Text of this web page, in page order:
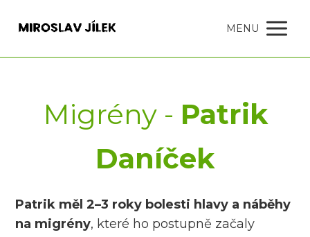
MENU
Migrény - Patrik
Daníček
Patrik měl 2–3 roky bolesti hlavy a náběhy
na migrény, které ho postupně začaly